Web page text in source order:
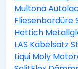
Multona
Fliesenbordüre
Hettich
LAS Kabelsatz
Liqui Moly